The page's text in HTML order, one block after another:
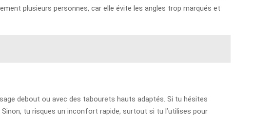
plusieurs personnes, car elle évite les angles trop marqués et
debout ou avec des tabourets hauts adaptés. Si tu hésites
tu risques un inconfort rapide, surtout si tu l’utilises pour